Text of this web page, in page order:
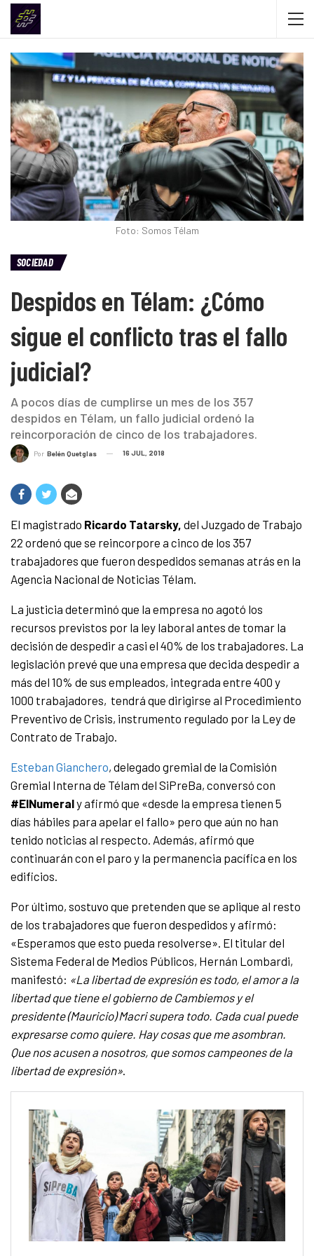
Foto: Somos Télam
SOCIEDAD
Despidos en Télam: ¿Cómo
sigue el conflicto tras el fallo
judicial?
A pocos días de cumplirse un mes de los 357
despidos en Télam, un fallo judicial ordenó la
reincorporación de cinco de los trabajadores.
Por Belén Quetglas 16 JUL, 2018
El magistrado Ricardo Tatarsky, del Juzgado de Trabajo
22 ordenó que se reincorpore a cinco de los 357
trabajadores que fueron despedidos semanas atrás en la
Agencia Nacional de Noticias Télam.
La justicia determinó que la empresa no agotó los
recursos previstos por la ley laboral antes de tomar la
decisión de despedir a casi el 40% de los trabajadores. La
legislación prevé que una empresa que decida despedir a
más del 10% de sus empleados, integrada entre 400 y
1000 trabajadores, tendrá que dirigirse al Procedimiento
Preventivo de Crisis, instrumento regulado por la Ley de
Contrato de Trabajo.
Esteban Gianchero, delegado gremial de la Comisión
Gremial Interna de Télam del SiPreBa, conversó con
#ElNumeraly afirmó que «desde la empresa tienen 5
días hábiles para apelar el fallo» pero que aún no han
tenido noticias al respecto. Además, afirmó que
continuarán con el paro y la permanencia pacífica en los
edificios.
Por último, sostuvo que pretenden que se aplique al resto
de los trabajadores que fueron despedidos y afirmó:
«Esperamos que esto pueda resolverse». El titular del
Sistema Federal de Medios Públicos, Hernán Lombardi,
manifestó: «La libertad de expresión es todo, el amor a la
libertad que tiene el gobierno de Cambiemos y el
presidente (Mauricio) Macri supera todo. Cada cual puede
expresarse como quiere. Hay cosas que me asombran.
Que nos acusen a nosotros, que somos campeones de la
libertad de expresión».